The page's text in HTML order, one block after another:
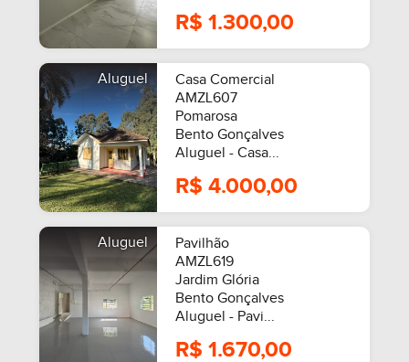
SEMIMOBILIADO
R$ 1.300,00
Aluguel
Casa Comercial
AMZL607
Pomarosa
Bento Gonçalves
Aluguel - Casa...
R$ 4.000,00
Aluguel
Pavilhão
AMZL619
Jardim Glória
Bento Gonçalves
Aluguel - Pavi...
R$ 1.670,00